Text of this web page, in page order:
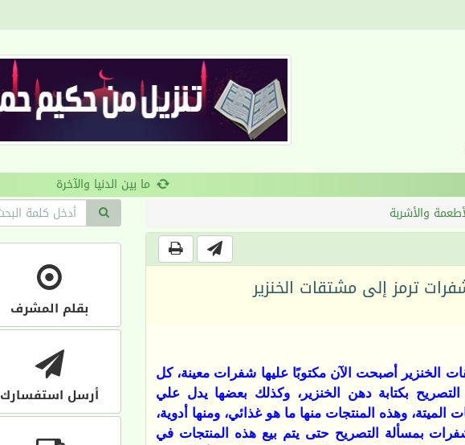
والأشربة
ترمز إلى مشتقات الخنزير
الخنزير أصبحت الآن مكتوبًا عليها شفرات معينة، كل
بكتابة دهن الخنزير، وكذلك بعضها يدل علي
وهذه المنتجات منها ما هو غذائي، ومنها أدوية،
بمسألة التصريح حتى يتم بيع هذه المنتجات في
بقلم المشرف
أرسل استفسارك